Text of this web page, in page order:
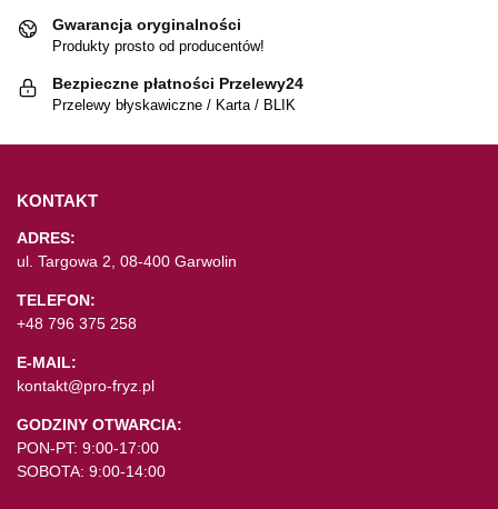
Gwarancja oryginalności
Produkty prosto od producentów!
Bezpieczne płatności Przelewy24
Przelewy błyskawiczne / Karta / BLIK
KONTAKT
ADRES:
ul. Targowa 2, 08-400 Garwolin
TELEFON:
+48 796 375 258
E-MAIL:
kontakt@pro-fryz.pl
GODZINY OTWARCIA:
PON-PT: 9:00-17:00
SOBOTA: 9:00-14:00